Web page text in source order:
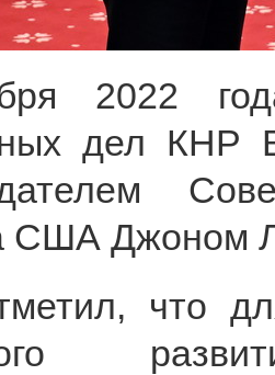
2022
дел КНР
США Джоном
что